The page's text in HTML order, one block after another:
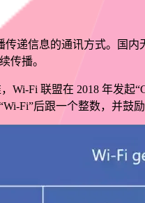
递信息的通讯方式。国
传播。
Wi-Fi 联盟在 2018 年发
“Wi-Fi”后跟一个整数，并